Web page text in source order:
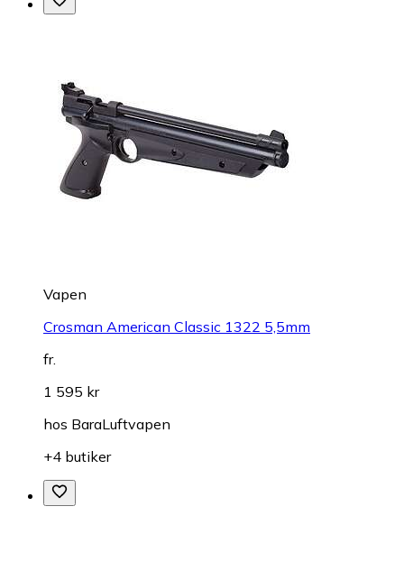
Vapen
Crosman American Classic 1322 5,5mm
fr.
1 595 kr
hos BaraLuftvapen
+4 butiker